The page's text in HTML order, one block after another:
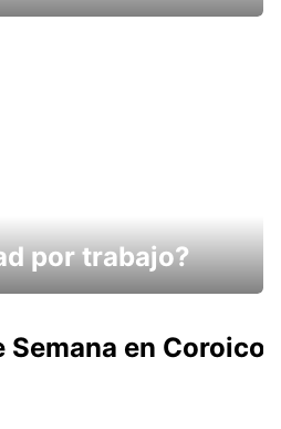
por trabajo?
Semana en Coroico.